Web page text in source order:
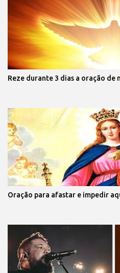
Reze durante 3 dias a oração de
Oração para afastar e impedir